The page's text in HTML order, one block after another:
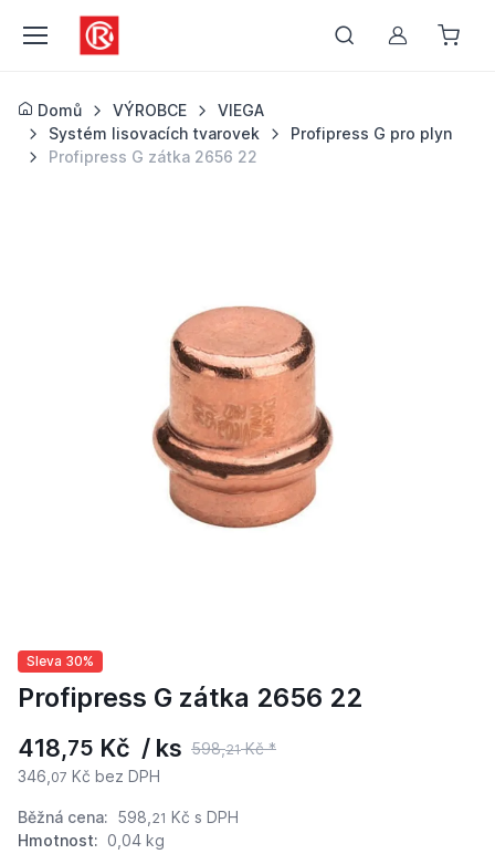
Můj účet
Domů VÝROBCE
VIEGA
Systém lisovacích tvarovek
Profipress G pro plyn
Profipress G zátka 2656 22
Sleva 30%
Profipress G zátka 2656 22
418,75 Kč / ks 598,21Kč *
346, 07 Kč bez DPH
Běžná cena: 598, 21 Kč s DPH
Hmotnost: 0,04 kg